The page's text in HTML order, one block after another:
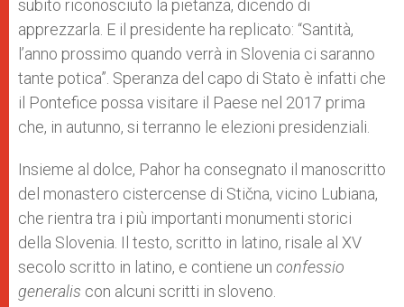
subito riconosciuto la pietanza, dicendo di
apprezzarla. E il presidente ha replicato: “Santità,
l’anno prossimo quando verrà in Slovenia ci saranno
tante potica”. Speranza del capo di Stato è infatti che
il Pontefice possa visitare il Paese nel 2017 prima
che, in autunno, si terranno le elezioni presidenziali.
Insieme al dolce, Pahor ha consegnato il manoscritto
del monastero cistercense di Stična, vicino Lubiana,
che rientra tra i più importanti monumenti storici
della Slovenia. Il testo, scritto in latino, risale al XV
secolo scritto in latino, e contiene un confessio
generalis con alcuni scritti in sloveno.